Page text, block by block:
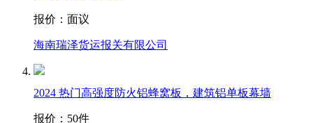
报价： 面议
海南瑞泽货运报关有限公司
2024 热门高强度防火铝蜂窝板，建筑铝单板幕墙
报价： 50件